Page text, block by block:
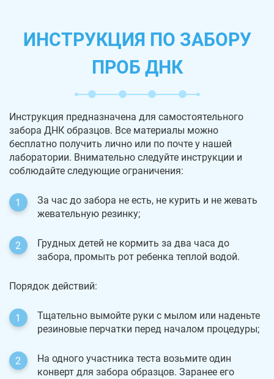
ИНСТРУКЦИЯ ПО ЗАБОРУ
ПРОБ ДНК
Инструкция предназначена для самостоятельного
забора ДНК образцов. Все материалы можно
бесплатно получить лично или по почте у нашей
лаборатории. Внимательно следуйте инструкции и
соблюдайте следующие ограничения:
За час до забора не есть, не курить и не жевать
жевательную резинку;
Грудных детей не кормить за два часа до
забора, промыть рот ребенка теплой водой.
Порядок действий:
Тщательно вымойте руки с мылом или наденьте
резиновые перчатки перед началом процедуры;
На одного участника теста возьмите один
конверт для забора образцов. Заранее его